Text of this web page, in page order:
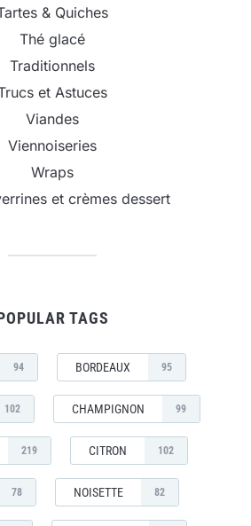
& Quiches
Thé glacé
Traditionnels
et Astuces
Viandes
Viennoiseries
Wraps
et crèmes dessert
TAGS
94 BORDEAUX 95
102 CHAMPIGNON 99
219 CITRON 102
78 NOISETTE 82